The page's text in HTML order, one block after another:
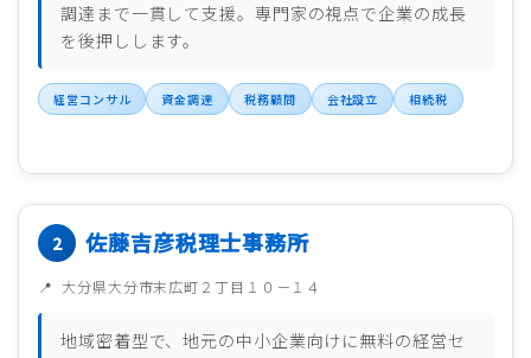
調達まで一貫して支援。専門家の視点で企業の成長
を後押しします。
経営コンサル 資金調達 税務顧問 会社設立 相続税
佐藤吉彦税理士事務所
大分県大分市末広町２丁目１０－１４
地域密着型で、地元の中小企業向けに無料の経営セ